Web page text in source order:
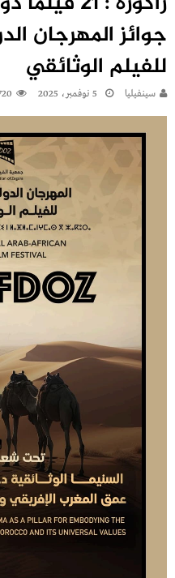
جوائز المهرجان
للفيلم الوثائقي
سينفيليا 5 نوفمبر، 2025